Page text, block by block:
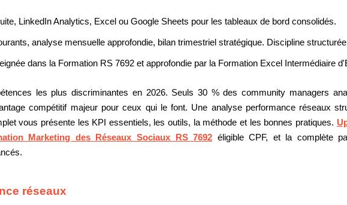
LinkedIn Analytics, Excel ou Google Sheets pour les tableaux de bord consolidés.
analyse mensuelle approfondie, bilan trimestriel stratégique. Discipline
dans la Formation RS 7692 et approfondie par la Formation Excel Intermédiaire
les plus discriminantes en 2026. Seuls 30 % des community managers
compétitif majeur pour ceux qui le font. Une analyse performance réseaux
vous présente les KPI essentiels, les outils, la méthode et les bonnes pratiques.
Marketing des Réseaux Sociaux RS 7692 éligible CPF, et la complète
réseaux